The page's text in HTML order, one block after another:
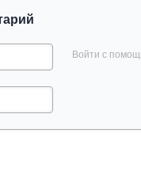
Войти с